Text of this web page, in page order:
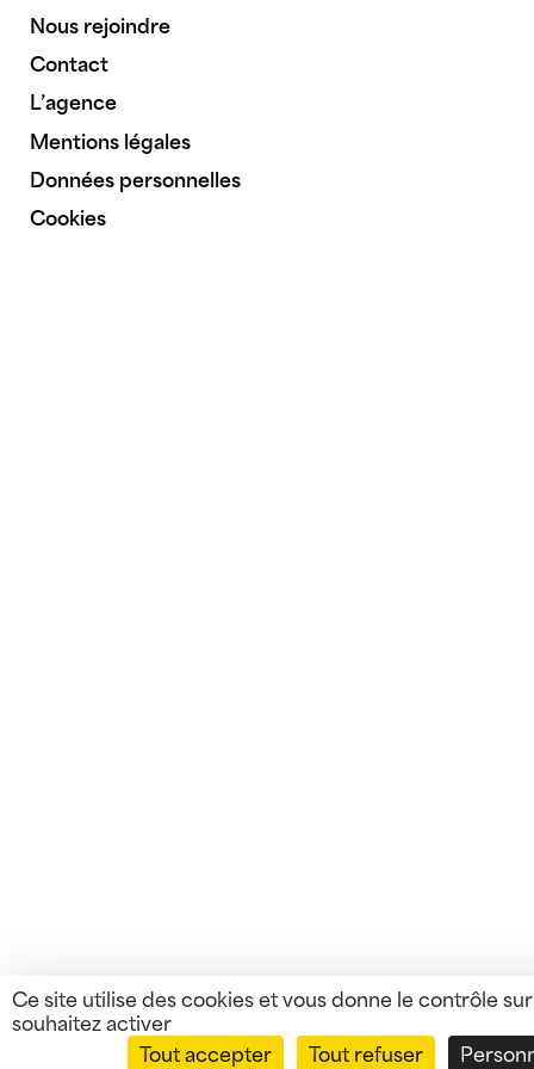
Ce site utilise des cookies et vous donne le contrôle
souhaitez activer
Tout accepter
Tout refuser
Nous rejoindre
Contact
L’agence
Mentions légales
Données personnelles
Cookies